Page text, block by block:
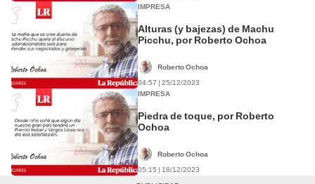
IMPRESA
Alturas (y bajezas) de Machu
Picchu, por Roberto Ochoa
Roberto Ochoa
04:57 | 25/12/2023
IMPRESA
Piedra de toque, por Roberto
Ochoa
Roberto Ochoa
05:15 | 18/12/2023